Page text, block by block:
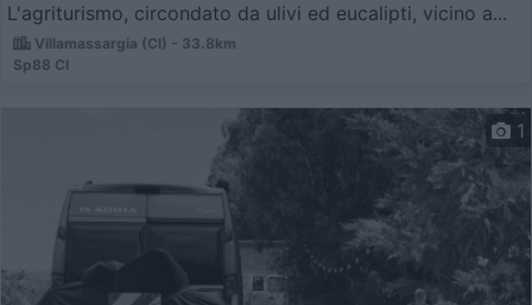
L'agriturismo, circondato da ulivi ed eucalipti, vicino a...
Villamassargia (CI) - 33.8km
Sp88 CI
1